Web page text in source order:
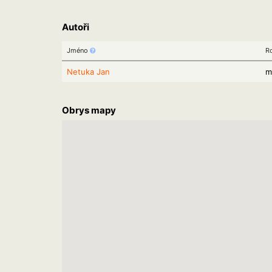
Autoři
Jméno
Netuka Jan
Obrys mapy